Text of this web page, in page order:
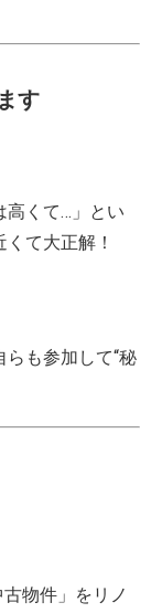
す
高くて…」とい
て大正解！
も参加して“秘
古物件」をリノ